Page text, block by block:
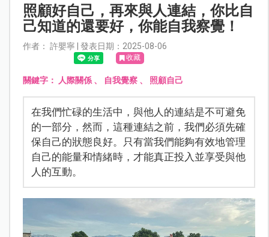
照顧好自己，再來與人連結，你比自
己知道的還要好，你能自我察覺！
作者： 許嬰寧 | 發表日期：2025-08-06
收藏
關鍵字： 人際關係、 自我覺察、 照顧自己
在我們忙碌的生活中，與他人的連結是不可避免
的一部分，然而，這種連結之前，我們必須先確
保自己的狀態良好。只有當我們能夠有效地管理
自己的能量和情緒時，才能真正投入並享受與他
人的互動。